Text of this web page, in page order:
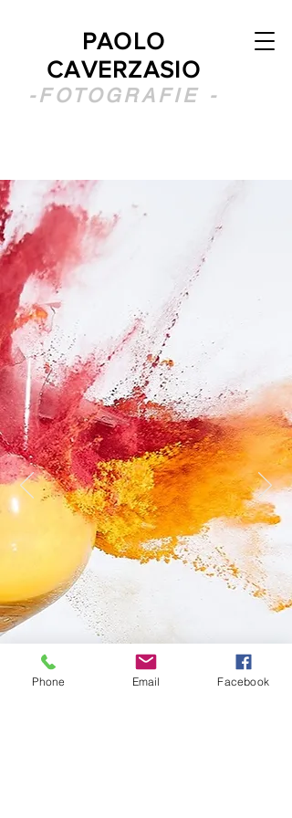
PAOLO
CAVERZASIO
-FOTOGRAFIE -
Phone Email Facebook